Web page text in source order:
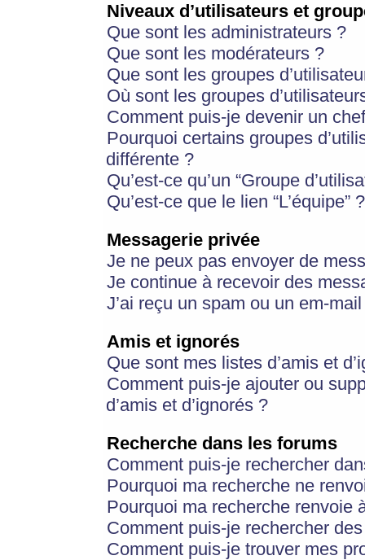
Niveaux d’utilisateurs et
Que sont les administrateurs ?
Que sont les modérateurs ?
Que sont les groupes
Où sont les groupes
Comment puis-je devenir un
Pourquoi certains groupes
différente ?
Qu’est-ce qu’un “Groupe
Qu’est-ce que le lien “L’équipe” ?
Messagerie privée
Je ne peux pas envoyer de
Je continue à recevoir des
J’ai reçu un spam ou un em-
Amis et ignorés
Que sont mes listes d’amis et
Comment puis-je ajouter ou
d’amis et d’ignorés ?
Recherche dans les forums
Comment puis-je rechercher
Pourquoi ma recherche ne
Pourquoi ma recherche renvoie
Comment puis-je rechercher
Comment puis-je trouver mes